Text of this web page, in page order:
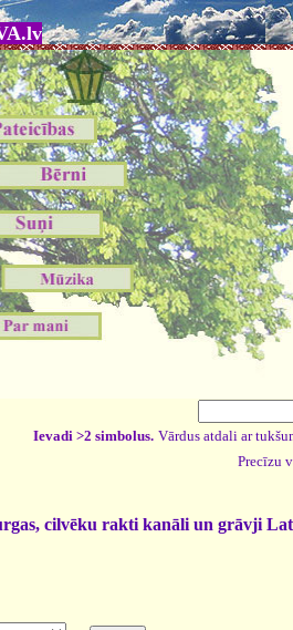
Ievadi >2 simbolus. Vārdus atdali ar
Precīzu
cilvēku rakti kanāli un grāvji